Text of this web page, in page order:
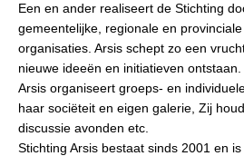
Een en ander realiseert de Stichting
gemeentelijke, regionale en
organisaties. Arsis schept zo een
nieuwe ideeën en initiatieven ontstaan.
Arsis organiseert groeps- en
haar sociëteit en eigen galerie, Zij
discussie avonden etc.
Stichting Arsis bestaat sinds 2001 en